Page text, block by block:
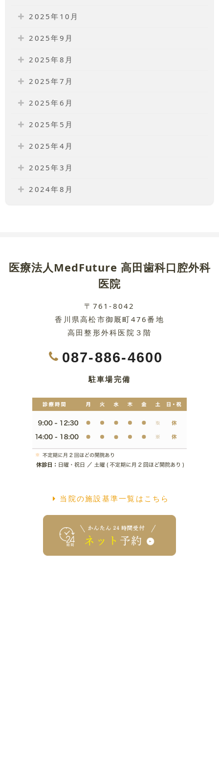
2025年10月
2025年9月
2025年8月
2025年7月
2025年6月
2025年5月
2025年4月
2025年3月
2024年8月
医療法人MedFuture 高田歯科口腔外科
医院
〒761-8042
香川県高松市御厩町476番地
高田整形外科医院３階
087-886-4600
駐車場完備
当院の施設基準一覧はこちら